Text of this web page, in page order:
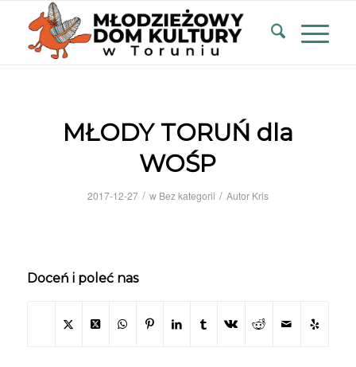
MŁODY TORUŃ dla
WOŚP
2017-12-27 / w Bez kategorii / Autor Kris
Doceń i poleć nas